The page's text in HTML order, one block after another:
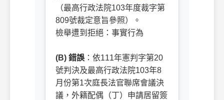
（最高行政法院103年度裁字第
809號裁定意旨參照）。
檢舉遭到拒絕：事實行為
(B) 錯誤 ：依111年憲判字第20
號判決及最高行政法院103年8
月份第1次庭長法官聯席會議決
議，外籍配偶（丁）申請居留簽